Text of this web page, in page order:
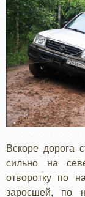
Вскоре дорога
сильно на
отворотку по
заросшей, по